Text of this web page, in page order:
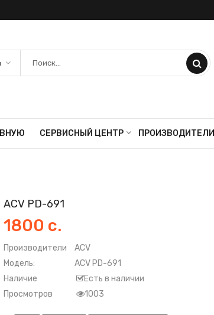
СЕРВИСНЫЙ ЦЕНТР ПРОИЗВОДИТЕЛИ
ACV PD-691
1800 с.
Производители
ACV
Модель:
ACV PD-691
Наличие
Есть в наличии
Просмотров
1003